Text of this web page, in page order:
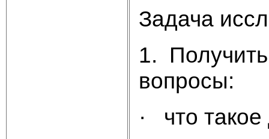
Задача
1.
вопросы:
· что